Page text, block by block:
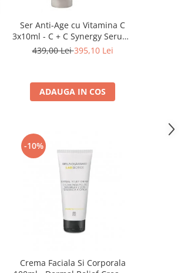
Ser Anti-Age cu Vitamina C
3x10ml - C + C Synergy Serum-
Bruno Vassari
439,00 Lei395,10 Lei
ADAUGA IN COS
-10%
Crema Faciala Si Corporala